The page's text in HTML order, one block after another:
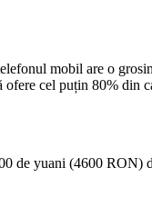
mobil are o
cel puțin 80% din
de yuani (4600 RON)